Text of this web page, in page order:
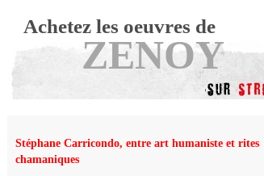
Achetez les oeuvres de
ZENOY
Stéphane Carricondo, entre art humaniste et rites
chamaniques